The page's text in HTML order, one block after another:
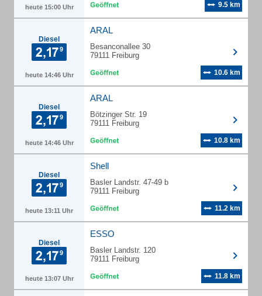
heute 15:00 Uhr 9.5 km
Diesel
heute 14:46 Uhr
ARAL
Besanconallee 30
79111 Freiburg
10.6 km
Diesel
heute 14:46 Uhr
ARAL
Bötzinger Str. 19
79111 Freiburg
10.8 km
Diesel
heute 13:11 Uhr
Shell
Basler Landstr. 47-49 b
79111 Freiburg
11.2 km
Diesel
heute 13:07 Uhr
ESSO
Basler Landstr. 120
79111 Freiburg
11.8 km